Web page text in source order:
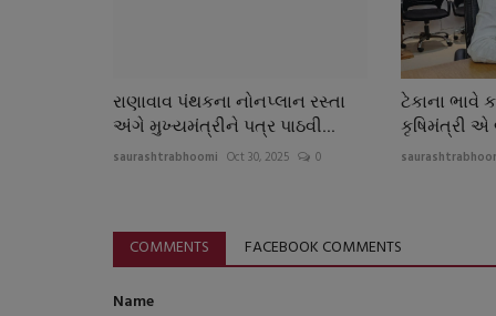
રાણાવાવ પંથકના નોનપ્લાન રસ્તા
અંગે મુખ્યમંત્રીને પત્ર પાઠવી...
saurashtrabhoomi Oct 30, 2025 0
ટેકાના ભાવે
કૃષિમંત્રી એ
COMMENTS FACEBOOK COMMENTS
Name